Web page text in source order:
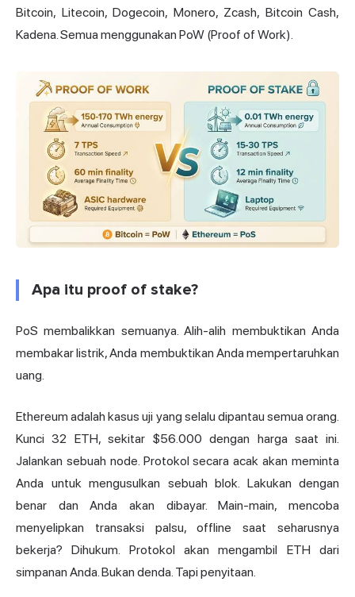
Bitcoin, Litecoin, Dogecoin, Monero, Zcash, Bitcoin Cash,
Kadena. Semua menggunakan PoW (Proof of Work).
Apa itu proof of stake?
PoS membalikkan semuanya. Alih-alih membuktikan Anda
membakar listrik, Anda membuktikan Anda mempertaruhkan
uang.
Ethereum adalah kasus uji yang selalu dipantau semua orang.
Kunci 32 ETH, sekitar $56.000 dengan harga saat ini.
Jalankan sebuah node. Protokol secara acak akan meminta
Anda untuk mengusulkan sebuah blok. Lakukan dengan
benar dan Anda akan dibayar. Main-main, mencoba
menyelipkan transaksi palsu, offline saat seharusnya
bekerja? Dihukum. Protokol akan mengambil ETH dari
simpanan Anda. Bukan denda. Tapi penyitaan.